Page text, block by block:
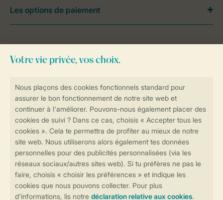
Réservations en ligne rapides et sécurisées
Transmission sécurisée des données
Paiement sécurisé
contactez notreContact Center.
Les options de paiement